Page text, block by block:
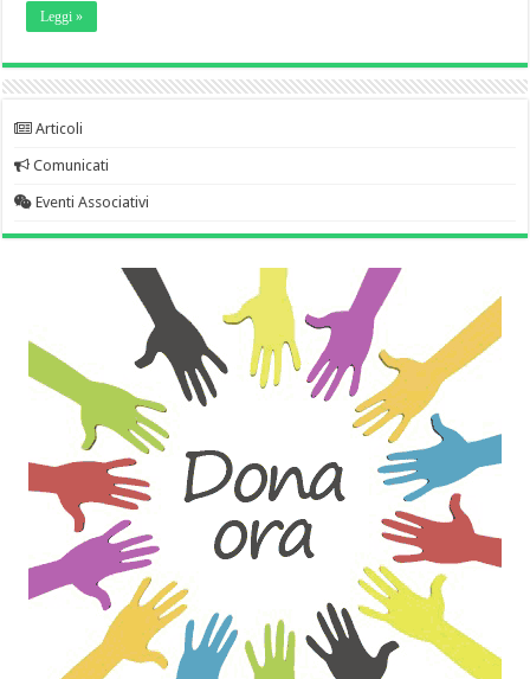
Leggi »
Articoli
Comunicati
Eventi Associativi